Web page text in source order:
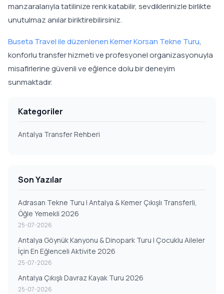
manzaralarıyla tatilinize renk katabilir, sevdiklerinizle birlikte
unutulmaz anılar biriktirebilirsiniz.
Buseta Travel ile düzenlenen Kemer Korsan Tekne Turu,
konforlu transfer hizmeti ve profesyonel organizasyonuyla
misafirlerine güvenli ve eğlence dolu bir deneyim
sunmaktadır.
Kategoriler
Antalya Transfer Rehberi
Son Yazılar
Adrasan Tekne Turu | Antalya & Kemer Çıkışlı Transferli,
Öğle Yemekli 2026
25-07-2026
Antalya Göynük Kanyonu & Dinopark Turu | Çocuklu Aileler
İçin En Eğlenceli Aktivite 2026
25-07-2026
Antalya Çıkışlı Davraz Kayak Turu 2026
25-07-2026